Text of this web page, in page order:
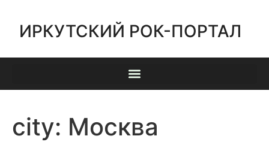
ИРКУТСКИЙ РОК-ПОРТАЛ
city: Москва